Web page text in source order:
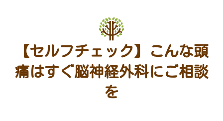
【セルフチェック】こんな頭
痛はすぐ脳神経外科にご相談
を